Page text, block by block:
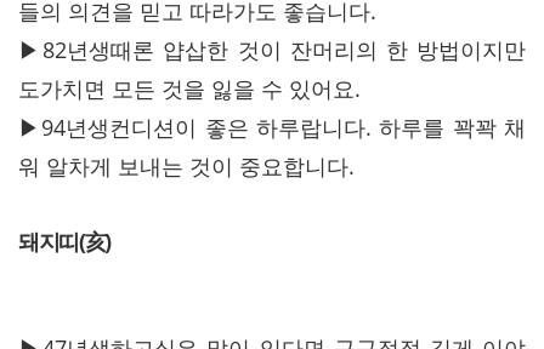
들의 의견을 믿고 따라가도 좋습니다.
▶82년생때론 얍삽한 것이 잔머리의 한 방법이지만
도가치면 모든 것을 잃을 수 있어요.
▶94년생컨디션이 좋은 하루랍니다. 하루를 꽉꽉 채
워 알차게 보내는 것이 중요합니다.
돼지띠(亥)